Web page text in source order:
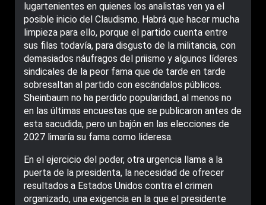
lugartenientes en quienes los analistas ven ya el
posible inicio del Claudismo. Habrá que hacer mucha
limpieza para ello, porque el partido cuenta entre
sus filas todavía, para disgusto de la militancia, con
demasiados náufragos del priismo y algunos líderes
sindicales de la peor fama que de tarde en tarde
sobresaltan al partido con escándalos públicos.
Sheinbaum no ha perdido popularidad, al menos no
en las últimas encuestas que se publicaron antes de
esta sacudida, pero un bajón en las elecciones de
2027 limaría su fama como lideresa.
En el ejercicio del poder, otra urgencia llama a la
puerta de la presidenta, la necesidad de ofrecer
resultados a Estados Unidos contra el crimen
organizado, una exigencia en la que el presidente